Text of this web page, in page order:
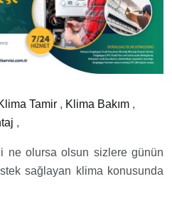
Tamir , Klima Bakım ,
,
ne olursa olsun sizlere günün
sağlayan klima konusunda